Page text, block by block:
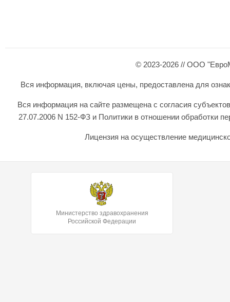
© 2023-2026 // ООО
Вся информация, включая цены, предоставлена для
Вся информация на сайте размещена с согласия
27.07.2006 N 152-ФЗ и Политики в отношении обработки
Лицензия на осуществление
Министерство здравохранения
Российской Федерации